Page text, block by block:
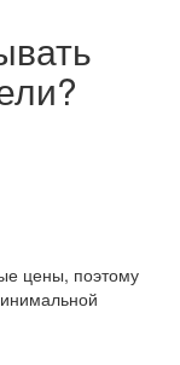
цены, поэтому